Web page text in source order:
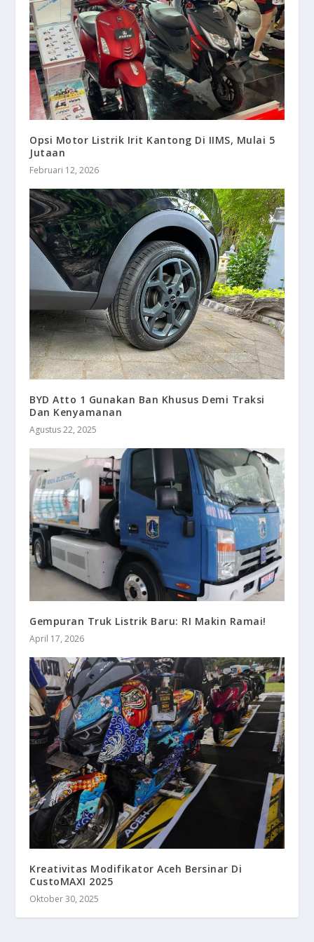
Opsi Motor Listrik Irit Kantong Di IIMS, Mulai 5
Jutaan
Februari 12, 2026
BYD Atto 1 Gunakan Ban Khusus Demi Traksi
Dan Kenyamanan
Agustus 22, 2025
Gempuran Truk Listrik Baru: RI Makin Ramai!
April 17, 2026
Kreativitas Modifikator Aceh Bersinar Di
CustoMAXI 2025
Oktober 30, 2025